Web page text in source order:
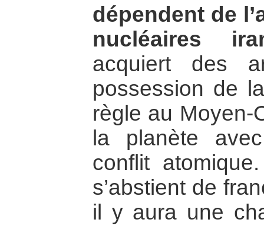
dépendent de
nucléaires
acquiert des
possession de
règle au Moyen-
la planète
conflit
s’abstient de
il y aura une